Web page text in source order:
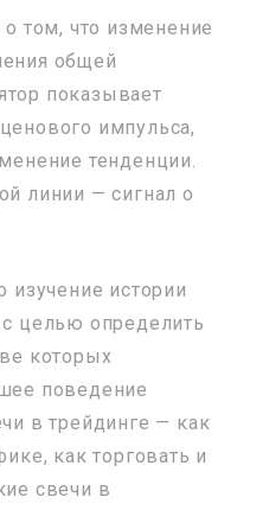
том, что изменение
общей
показывает
импульса,
тенденции.
линии — сигнал о
изучение истории
целью определить
которых
поведение
в трейдинге — как
как торговать и
свечи в